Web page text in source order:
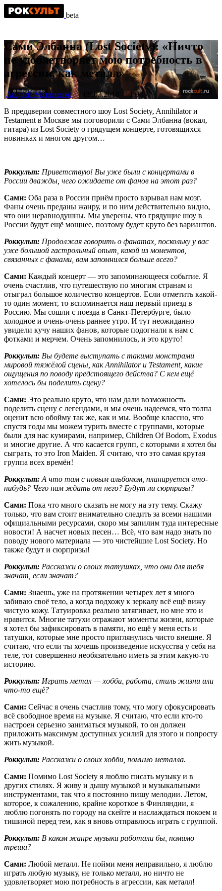
beta
Сами Элбанна (Lost Society): «Ничто
не удовлетворяет мою потребность в
агрессии, как металл»
Андрей Матвиенко 09.03.2018
1 933
В преддверии совместного шоу Lost Society, Annihilator и
Testament в Москве мы поговорили с Сами Элбанна (вокал,
гитара) из Lost Society о грядущем концерте, готовящихся
новинках и многом другом…
Роккульт: Приветствую! Вы уже были с концертами в
России дважды, чего ожидаете от фанов на этот раз?
Сами: Оба раза в России приём просто взрывал нам мозг.
Фаны очень преданы жанру, и по ним действительно видно,
что они неравнодушны. Мы уверены, что грядущие шоу в
России будут ещё мощнее, поэтому будет круто без вариантов.
Роккульт: Продолжая говорить о фанатах, поскольку у вас
уже большой гастрольный опыт, какой из моментов,
связанных с фанами, вам запомнился больше всего?
Сами: Каждый концерт — это запоминающееся событие. Я
очень счастлив, что путешествую по многим странам и
отыграл большое количество концертов. Если отметить какой-
то один момент, то вспоминается наш первый приезд в
Россию. Мы сошли с поезда в Санкт-Петербурге, было
холодное и очень-очень раннее утро. И тут неожиданно
увидели кучу наших фанов, которые подогнали к нам с
фотками и мерчем. Очень запомнилось, и это круто!
Роккульт: Вы будете выступать с такими монстрами
мировой тяжёлой сцены, как Annihilator и Testament, какие
ощущения по поводу предстоящего действа? С кем ещё
хотелось бы поделить сцену?
Сами: Это реально круто, что нам дали возможность
поделить сцену с легендами, и мы очень надеемся, что толпа
оценит всю обойму так же, как и мы. Вообще классно, что
спустя годы мы можем турить вместе с группами, которые
были для нас кумирами, например, Children Of Bodom, Exodus
и многие другие. А что касается групп, с которыми я хотел бы
сыграть, то это Iron Maiden. Я считаю, что это самая крутая
группа всех времён!
Роккульт: А что там с новым альбомом, планируется что-
нибудь? Чего нам ждать от него? Будут ли сюрпризы?
Сами: Пока что много сказать не могу на эту тему. Скажу
только, что вам стоит внимательно следить за всеми нашими
официальными ресурсами, скоро мы запилим туда интересные
новости! А насчет новых песен… Всё, что вам надо знать по
поводу нового материала — это чистейшие Lost Society. Но
также будут и сюрпризы!
Роккульт: Расскажи о своих татушках, что они для тебя
значат, если значат?
Сами: Знаешь, уже на протяжении четырех лет я много
забиваю своё тело, а когда подхожу к зеркалу всё ещё вижу
чистую кожу. Татуировка реально затягивает, но мне это и
нравится. Многие татухи отражают моменты жизни, которые
я хотел бы зафиксировать в памяти, но ещё у меня есть и
татушки, которые мне просто приглянулись чисто внешне. Я
считаю, что если ты хочешь произведение искусства у себя на
теле, тот совершенно необязательно иметь за этим какую-то
историю.
Роккульт: Играть метал — хобби, работа, стиль жизни или
что-то ещё?
Сами: Сейчас я очень счастлив тому, что могу сфокусировать
всё свободное время на музыке. Я считаю, что если кто-то
настроен серьезно заниматься музыкой, то он должен
приложить максимум доступных усилий для этого и попросту
жить музыкой.
Роккульт: Расскажи о своих хобби, помимо металла.
Сами: Помимо Lost Society я люблю писать музыку и в
других стилях. Я живу и дышу музыкой и музыкальными
инструментами, так что я постоянно пишу мелодии. Летом,
которое, к сожалению, крайне короткое в Финляндии, я
люблю погонять по городу на скейте и наслаждаться покоем и
тишиной перед тем, как я вновь отправлюсь играть с группой.
Роккульт: В каком жанре музыки работали бы, помимо
треша?
Сами: Любой металл. Не пойми меня неправильно, я люблю
играть любую музыку, не только металл, но ничто не
удовлетворяет мою потребность в агрессии, как металл!